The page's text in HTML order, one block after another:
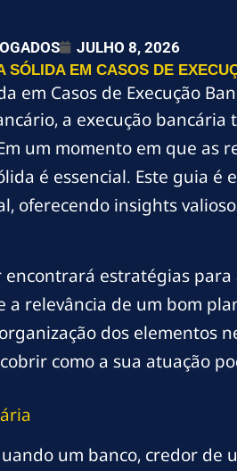
JULHO 8, 2026
SÓLIDA EM CASOS DE
em Casos de Execução
a execução
um momento em que as
é essencial. Este guia
oferecendo insights
estratégias
a relevância de um bom
dos elementos
como a sua atuação
um banco, credor